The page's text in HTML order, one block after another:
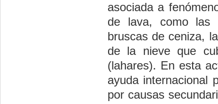
asociada a
de lava, como las
bruscas de ceniza,
de la nieve que
(lahares). En esta
ayuda internacional
por causas